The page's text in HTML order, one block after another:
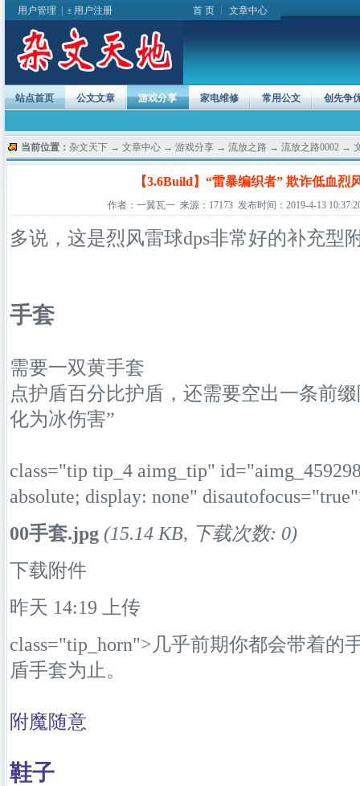
用户管理 用户注册 首 页 ┆ 文章中心
站点首页 公文文章 游戏分享 家电维修 常用公文 创先争
当前位置： 杂文天下 → 文章中心 → 游戏分享 → 流放之路 → 流放之路0002 →
【3.6Build】“雷暴编织者” 欺诈低血烈
作者：一翼瓦一 来源：17173 发布时间：2019-4-13
多说，这是烈风雷球dps非常好的补充型
手套
需要一双黄手套
点护盾百分比护盾，还需要空出一条前
化为冰伤害”
class="tip tip_4 aimg_tip"
absolute; display: none"
00手套.jpg (15.14 KB, 下载次数: 0)
下载附件
昨天 14:19 上传
class="tip_horn"> 几乎前期你都会带着的
盾手套为止。
附魔随意
鞋子